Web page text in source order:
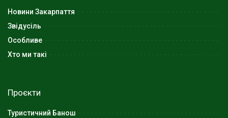
Новини Закарпаття
Звідусіль
Особливе
Хто ми такі
Проєкти
Туристичний Банош